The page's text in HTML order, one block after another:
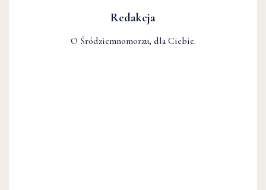
Redakcja
O Śródziemnomorzu, dla Ciebie.